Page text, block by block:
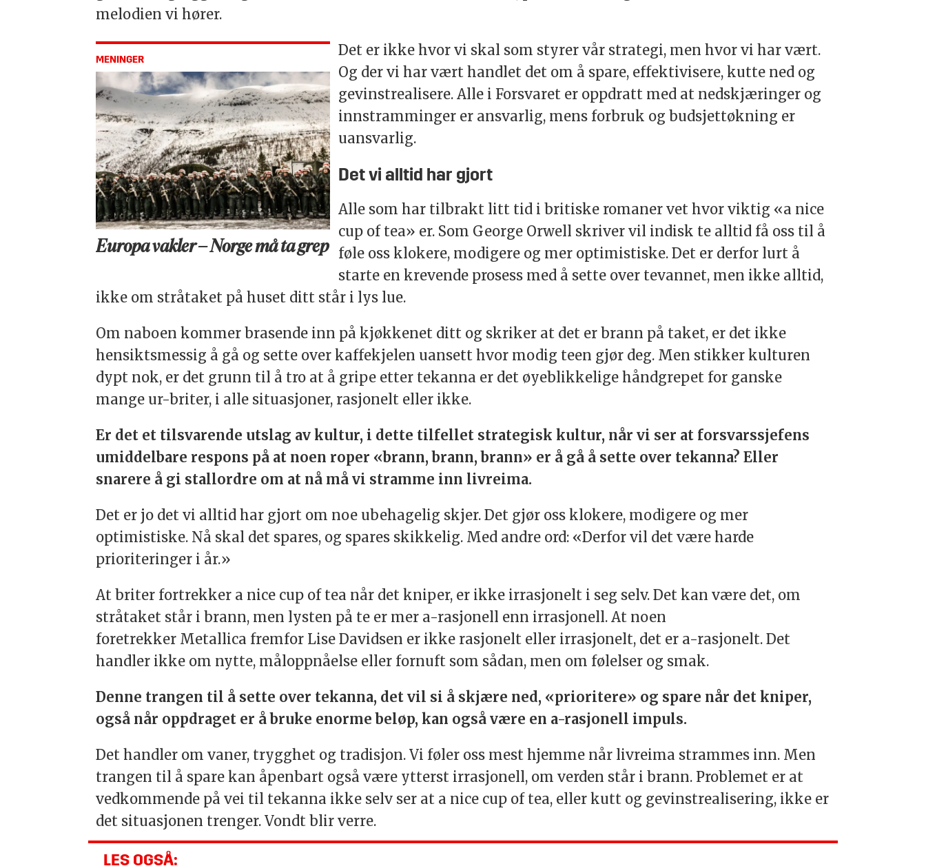
melodien vi hører.
MENINGER
Europa vakler – Norge må ta grep
Det er ikke hvor vi skal som styrer vår strategi, men hvor vi har vært.
Og der vi har vært handlet det om å spare, effektivisere, kutte ned og
gevinstrealisere. Alle i Forsvaret er oppdratt med at nedskjæringer og
innstramminger er ansvarlig, mens forbruk og budsjettøkning er
uansvarlig.
Det vi alltid har gjort
Alle som har tilbrakt litt tid i britiske romaner vet hvor viktig «a nice
cup of tea» er. Som George Orwell skriver vil indisk te alltid få oss til å
føle oss klokere, modigere og mer optimistiske. Det er derfor lurt å
starte en krevende prosess med å sette over tevannet, men ikke alltid,
ikke om stråtaket på huset ditt står i lys lue.
Om naboen kommer brasende inn på kjøkkenet ditt og skriker at det er brann på taket, er det ikke
hensiktsmessig å gå og sette over kaffekjelen uansett hvor modig teen gjør deg. Men stikker kulturen
dypt nok, er det grunn til å tro at å gripe etter tekanna er det øyeblikkelige håndgrepet for ganske
mange ur-briter, i alle situasjoner, rasjonelt eller ikke.
Er det et tilsvarende utslag av kultur, i dette tilfellet strategisk kultur, når vi ser at forsvarssjefens
umiddelbare respons på at noen roper «brann, brann, brann» er å gå å sette over tekanna? Eller
snarere å gi stallordre om at nå må vi stramme inn livreima.
Det er jo det vi alltid har gjort om noe ubehagelig skjer. Det gjør oss klokere, modigere og mer
optimistiske. Nå skal det spares, og spares skikkelig. Med andre ord: «Derfor vil det være harde
prioriteringer i år.»
At briter fortrekker a nice cup of tea når det kniper, er ikke irrasjonelt i seg selv. Det kan være det, om
stråtaket står i brann, men lysten på te er mer a-rasjonell enn irrasjonell. At noen
foretrekker Metallica fremfor Lise Davidsen er ikke rasjonelt eller irrasjonelt, det er a-rasjonelt. Det
handler ikke om nytte, måloppnåelse eller fornuft som sådan, men om følelser og smak.
Denne trangen til å sette over tekanna, det vil si å skjære ned, «prioritere» og spare når det kniper,
også når oppdraget er å bruke enorme beløp, kan også være en a-rasjonell impuls.
Det handler om vaner, trygghet og tradisjon. Vi føler oss mest hjemme når livreima strammes inn. Men
trangen til å spare kan åpenbart også være ytterst irrasjonell, om verden står i brann. Problemet er at
vedkommende på vei til tekanna ikke selv ser at a nice cup of tea, eller kutt og gevinstrealisering, ikke er
det situasjonen trenger. Vondt blir verre.
LES OGSÅ: